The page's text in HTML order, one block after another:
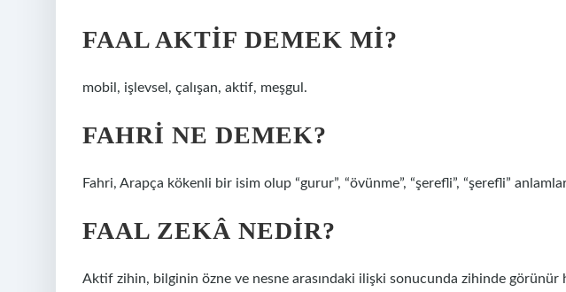
FAAL AKTIF DEMEK MI?
mobil, işlevsel, çalışan, aktif, meşgul.
FAHRI NE DEMEK?
Fahri, Arapça kökenli bir isim olup “gurur”, “övünme”, “şerefli”, “şerefli”
FAAL ZEKÂ NEDIR?
Aktif zihin, bilginin özne ve nesne arasındaki ilişki sonucunda zihinde görünür